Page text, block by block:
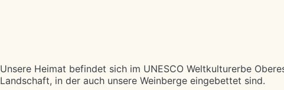
Unsere Heimat befindet sich im UNESCO Weltkulturerbe
Landschaft, in der auch unsere Weinberge eingebettet sind.